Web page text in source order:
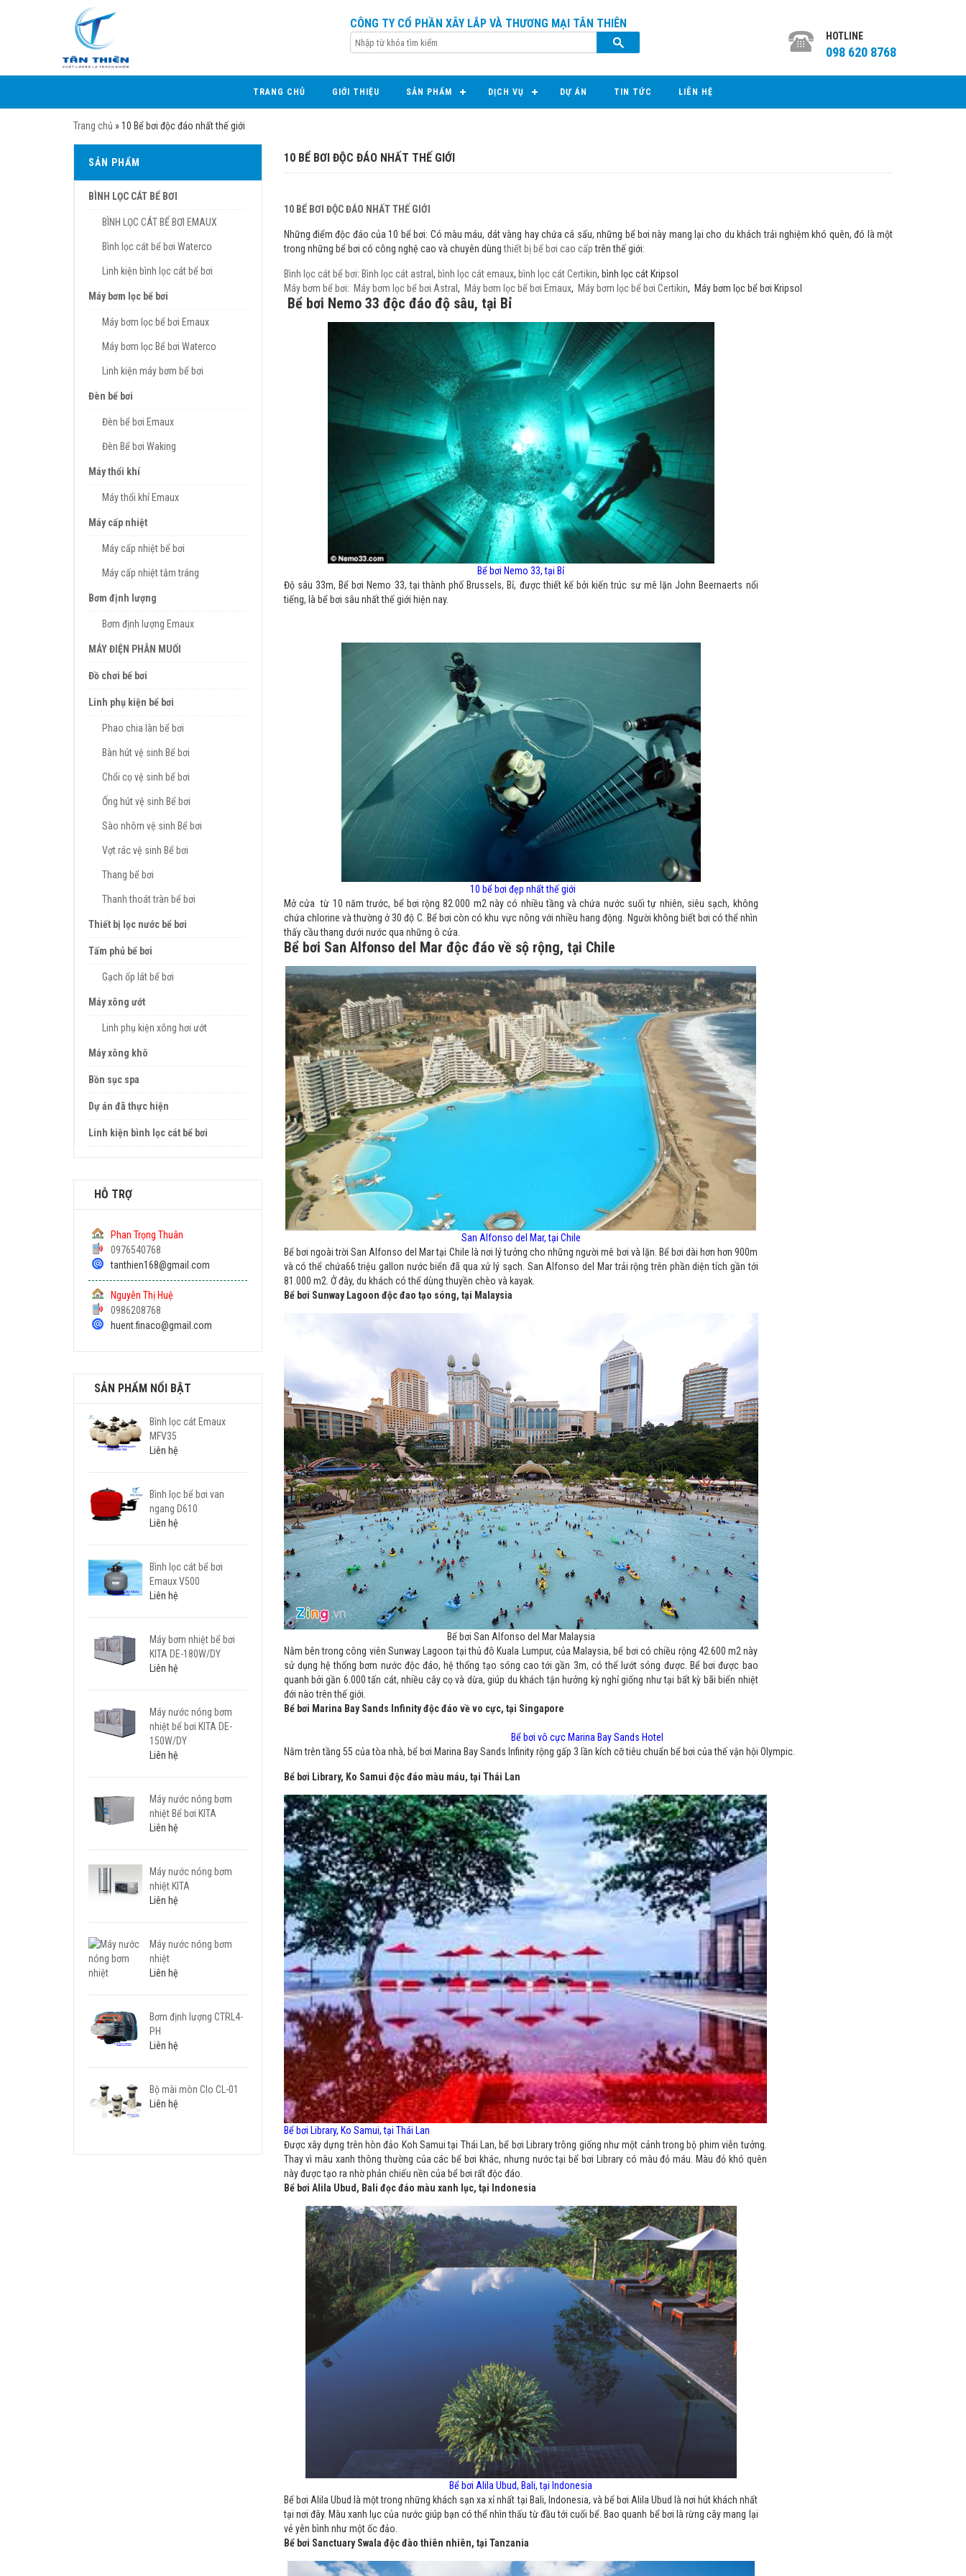
CÔNG TY CỔ PHẦN XÂY LẮP VÀ THƯƠNG MẠI TÂN THIÊN
HOTLINE
098 620 8768
TRANG CHỦ GIỚI THIỆU SẢN PHẨM DỊCH VỤ DỰ ÁN TIN TỨC LIÊN HỆ
Trang chủ »10 Bể bơi độc đáo nhất thế giới
SẢN PHẨM
BÌNH LỌC CÁT BỂ BƠI
BÌNH LỌC CÁT BỂ BƠI EMAUX
Bình lọc cát bể bơi Waterco
Linh kiện bình lọc cát bể bơi
Máy bơm lọc bể bơi
Máy bơm lọc bể bơi Emaux
Máy bơm lọc Bể bơi Waterco
Linh kiện máy bơm bể bơi
Đèn bể bơi
Đèn bể bơi Emaux
Đèn Bể bơi Waking
Máy thổi khí
Máy thổi khí Emaux
Máy cấp nhiệt
Máy cấp nhiệt bể bơi
Máy cấp nhiệt tắm tráng
Bơm định lượng
Bơm định lượng Emaux
MÁY ĐIỆN PHÂN MUỐI
Đồ chơi bể bơi
Linh phụ kiện bể bơi
Phao chia làn bể bơi
Bàn hút vệ sinh Bể bơi
Chổi cọ vệ sinh bể bơi
Ống hút vệ sinh Bể bơi
Sào nhôm vệ sinh Bể bơi
Vợt rác vệ sinh Bể bơi
Thang bể bơi
Thanh thoát tràn bể bơi
Thiết bị lọc nước bể bơi
Tấm phủ bể bơi
Gạch ốp lát bể bơi
Máy xông ướt
Linh phụ kiện xông hơi ướt
Máy xông khô
Bồn sục spa
Dự án đã thực hiện
Linh kiện bình lọc cát bể bơi
HỖ TRỢ
Phan Trọng Thuân
0976540768
tanthien168@gmail.com
Nguyễn Thị Huệ
0986208768
huent.finaco@gmail.com
SẢN PHẨM NỔI BẬT
Bình lọc cát Emaux
MFV35
Liên hệ
Bình lọc bể bơi van
ngang D610
Liên hệ
Bình lọc cát bể bơi
Emaux V500
Liên hệ
Máy bơm nhiệt bể bơi
KITA DE-180W/DY
Liên hệ
Máy nước nóng bơm
nhiệt bể bơi KITA DE-
150W/DY
Liên hệ
Máy nước nóng bơm
nhiệt Bể bơi KITA
Liên hệ
Máy nước nóng bơm
nhiệt KITA
Liên hệ
Máy nước nóng bơm
nhiệt
Liên hệ
Bơm định lượng CTRL4-
PH
Liên hệ
Bộ mài mòn Clo CL-01
Liên hệ
10 BỂ BƠI ĐỘC ĐÁO NHẤT THẾ GIỚI
10 BỂ BƠI ĐỘC ĐÁO NHẤT THẾ GIỚI
Những điểm độc đáo của 10 bể bơi: Có màu máu, dát vàng hay chứa cá sấu, những bể bơi này mang lại cho du khách trải nghiệm khó quên, đó là một
trong những bể bơi có công nghệ cao và chuyên dùngthiết bị bể bơi cao cấptrên thế giới:
Bình lọc cát bể bơi: Bình lọc cát astral , bình lọc cát emaux, bình lọc cát Certikin, bình lọc cát Kripsol
Máy bơm bể bơi: Máy bơm lọc bể bơi Astral , Máy bơm lọc bể bơi Emaux, Máy bơm lọc bể bơi Certikin, Máy bơm lọc bể bơi Kripsol
Bể bơi Nemo 33 độc đáo độ sâu, tại Bỉ
Bể bơi Nemo 33, tại Bỉ
Độ sâu 33m, Bể bơi Nemo 33, tại thành phố Brussels, Bỉ, được thiết kế bởi kiến trúc sư mê lặn John Beernaerts nổi
tiếng, là bể bơi sâu nhất thế giới hiện nay.
10 bể bơi đẹp nhất thế giới
Mở cửa từ 10 năm trước, bể bơi rộng 82.000 m2 này có nhiều tầng và chứa nước suối tự nhiên, siêu sạch, không
chứa chlorine và thường ở 30 độ C. Bể bơi còn có khu vực nông với nhiều hang động. Người không biết bơi có thể nhìn
thấy cầu thang dưới nước qua những ô cửa.
Bể bơi San Alfonso del Mar độc đáo về sộ rộng, tại Chile
San Alfonso del Mar, tại Chile
Bể bơi ngoài trời San Alfonso del Mar tại Chile là nơi lý tưởng cho những người mê bơi và lặn. Bể bơi dài hơn hơn 900m
và có thể chứa66 triệu gallon nước biển đã qua xử lý sạch. San Alfonso del Mar trải rộng trên phần diện tích gần tới
81.000 m2. Ở đây, du khách có thể dùng thuyền chèo và kayak.
Bể bơi Sunway Lagoon độc đao tạo sóng, tại Malaysia
Bể bơi San Alfonso del Mar Malaysia
Nằm bên trong công viên Sunway Lagoon tại thủ đô Kuala Lumpur, của Malaysia, bể bơi có chiều rộng 42.600 m2 này
sử dụng hệ thống bơm nước độc đáo, hệ thống tạo sóng cao tới gần 3m, có thể lướt sóng được. Bể bơi được bao
quanh bởi gần 6.000 tấn cát, nhiều cây cọ và dừa, giúp du khách tận hưởng kỳ nghỉ giống như tại bất kỳ bãi biển nhiệt
đới nào trên thế giới.
Bể bơi Marina Bay Sands Infinity độc đáo về vo cực, tại Singapore
Bể bơi vô cực Marina Bay Sands Hotel
Nằm trên tầng 55 của tòa nhà, bể bơi Marina Bay Sands Infinity rộng gấp 3 lần kích cỡ tiêu chuẩn bể bơi của thế vận hội Olympic.
Bể bơi Library, Ko Samui độc đáo màu máu, tại Thái Lan
Bể bơi Library, Ko Samui, tại Thái Lan
Được xây dựng trên hòn đảo Koh Samui tại Thái Lan, bể bơi Library trông giống như một cảnh trong bộ phim viễn tưởng.
Thay vì màu xanh thông thường của các bể bơi khác, nhưng nước tại bể bơi Library có màu đỏ máu. Màu đỏ khó quên
này được tạo ra nhờ phản chiếu nền của bể bơi rất độc đáo.
Bể bơi Alila Ubud, Bali đọc đáo màu xanh lục, tại Indonesia
Bể bơi Alila Ubud, Bali, tại Indonesia
Bể bơi Alila Ubud là một trong những khách sạn xa xỉ nhất tại Bali, Indonesia, và bể bơi Alila Ubud là nơi hút khách nhất
tại nơi đây. Màu xanh lục của nước giúp bạn có thể nhìn thấu từ đầu tới cuối bể. Bao quanh bể bơi là rừng cây mang lại
vẻ yên bình như một ốc đảo.
Bể bơi Sanctuary Swala độc đào thiên nhiên, tại Tanzania